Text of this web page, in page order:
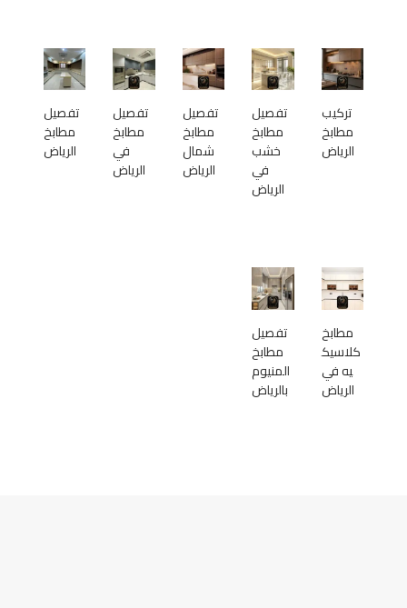
تركيب
مطابخ
الرياض
تفصيل
مطابخ
خشب
في
الرياض
تفصيل
مطابخ
شمال
الرياض
تفصيل
مطابخ
في
الرياض
تفصيل
مطابخ
الرياض
مطابخ
كلاسيك
يه في
الرياض
تفصيل
مطابخ
المنيوم
بالرياض